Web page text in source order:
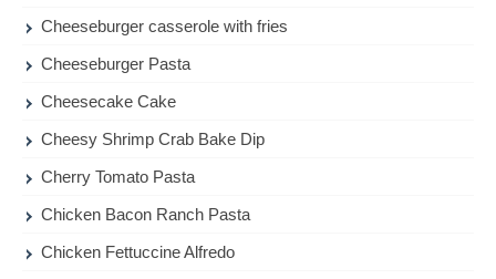
Cheeseburger casserole with fries
Cheeseburger Pasta
Cheesecake Cake
Cheesy Shrimp Crab Bake Dip
Cherry Tomato Pasta
Chicken Bacon Ranch Pasta
Chicken Fettuccine Alfredo